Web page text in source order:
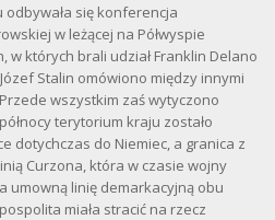
odbywała się konferencja
w leżącej na Półwyspie
w których brali udział Franklin Delano
Stalin omówiono między innymi
wszystkim zaś wytyczono
terytorium kraju zostało
dotychczas do Niemiec, a granica z
Curzona, która w czasie wojny
umowną linię demarkacyjną obu
miała stracić na rzecz